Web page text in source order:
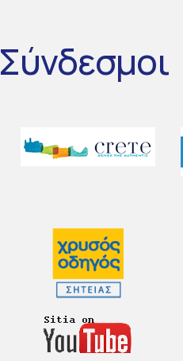
Σύνδεσμοι